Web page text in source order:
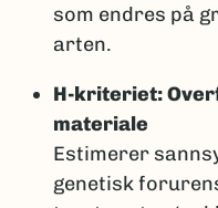
som endres på
arten.
H-kriteriet:
materiale
Estimerer
genetisk